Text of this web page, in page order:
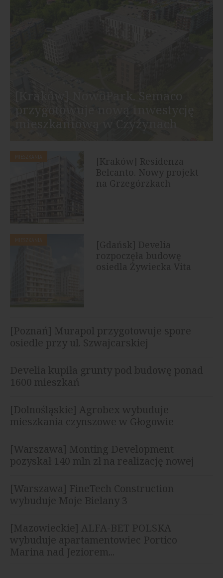
[Kraków] Residenza
Belcanto. Nowy projekt
na Grzegórzkach
[Gdańsk] Develia
rozpoczęła budowę
osiedla Żywiecka Vita
[Poznań] Murapol przygotowuje spore
osiedle przy ul. Szwajcarskiej
Develia kupiła grunty pod budowę ponad
1600 mieszkań
[Dolnośląskie] Agrobex wybuduje
mieszkania czynszowe w Głogowie
[Warszawa] Monting Development
pozyskał 140 mln zł na realizację nowej
[Warszawa] FineTech Construction
wybuduje Moje Bielany 3
[Mazowieckie] ALFA-BET POLSKA
wybuduje apartamentowiec Portico
Marina nad Jeziorem...